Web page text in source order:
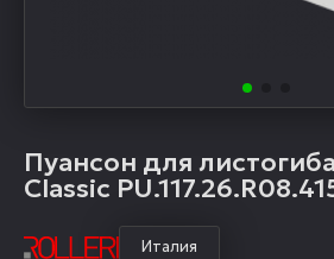
Пуансон для
Classic
Италия